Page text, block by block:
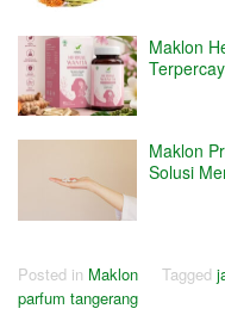
Maklon
Maklon
Solusi
Posted in Maklon Tagged
parfum tangerang